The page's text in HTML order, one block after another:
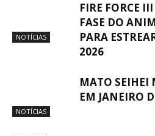
NOTÍCIAS
FIRE FORCE
FASE DO
PARA
2026
NOTÍCIAS
MATO SEIHEI
EM JANEIRO